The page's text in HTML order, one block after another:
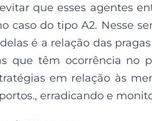
que esses agentes
caso do tipo A2. Nesse
é a relação das
que têm ocorrência no
em relação às
erradicando e